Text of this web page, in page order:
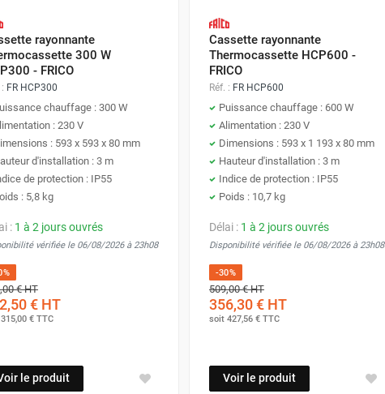
rayonnante
300 W
- FRICO
FR HCP300
chauffage : 300 W
: 230 V
: 593 x 593 x 80 mm
d'installation : 3 m
de protection : IP55
: 5,8 kg
: 1 à 2 jours ouvrés
vérifiée le 06/08/2026 à 23h08
€HT
€ HT
315,00 € TTC
le produit
Cassette rayonnante
Thermocassette HCP600 -
FRICO
Réf. : FR HCP600
Puissance chauffage : 600 W
Alimentation : 230 V
Dimensions : 593 x 1 193 x 80 mm
Hauteur d'installation : 3 m
Indice de protection : IP55
Poids : 10,7 kg
Délai : 1 à 2 jours ouvrés
Disponibilité vérifiée le 06/08/2026 à 23h08
-30%
509,00 €HT
356,30 €HT
soit 427,56 €TTC
Voir le produit